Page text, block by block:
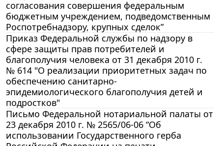
согласования совершения федеральным
бюджетным учреждением, подведомственным
Роспотребнадзору, крупных сделок”
Приказ Федеральной службы по надзору в
сфере защиты прав потребителей и
благополучия человека от 31 декабря 2010 г.
№ 614 "О реализации приоритетных задач по
обеспечению санитарно-
эпидемиологического благополучия детей и
подростков"
Письмо Федеральной нотариальной палаты от
23 декабря 2010 г. № 2565/06-06 “Об
использовании Государственного герба